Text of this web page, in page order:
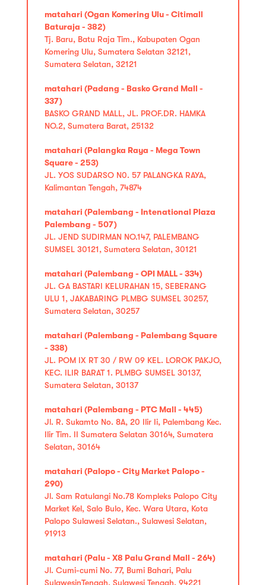
matahari (Ogan Komering Ulu - Citimall
Baturaja - 382)
Tj. Baru, Batu Raja Tim., Kabupaten Ogan
Komering Ulu, Sumatera Selatan 32121,
Sumatera Selatan, 32121
matahari (Padang - Basko Grand Mall -
337)
BASKO GRAND MALL, JL. PROF.DR. HAMKA
NO.2, Sumatera Barat, 25132
matahari (Palangka Raya - Mega Town
Square - 253)
JL. YOS SUDARSO N0. 57 PALANGKA RAYA,
Kalimantan Tengah, 74874
matahari (Palembang - Intenational Plaza
Palembang - 507)
JL. JEND SUDIRMAN NO.147, PALEMBANG
SUMSEL 30121, Sumatera Selatan, 30121
matahari (Palembang - OPI MALL - 334)
JL. GA BASTARI KELURAHAN 15, SEBERANG
ULU 1, JAKABARING PLMBG SUMSEL 30257,
Sumatera Selatan, 30257
matahari (Palembang - Palembang Square
- 338)
JL. POM IX RT 30 / RW 09 KEL. LOROK PAKJO,
KEC. ILIR BARAT 1. PLMBG SUMSEL 30137,
Sumatera Selatan, 30137
matahari (Palembang - PTC Mall - 445)
Jl. R. Sukamto No. 8A, 20 Ilir Ii, Palembang Kec.
Ilir Tim. II Sumatera Selatan 30164, Sumatera
Selatan, 30164
matahari (Palopo - City Market Palopo -
290)
Jl. Sam Ratulangi No.78 Kompleks Palopo City
Market Kel, Salo Bulo, Kec. Wara Utara, Kota
Palopo Sulawesi Selatan., Sulawesi Selatan,
91913
matahari (Palu - X8 Palu Grand Mall - 264)
Jl. Cumi-cumi No. 77, Bumi Bahari, Palu
SulawesinTengah, Sulawesi Tengah, 94221